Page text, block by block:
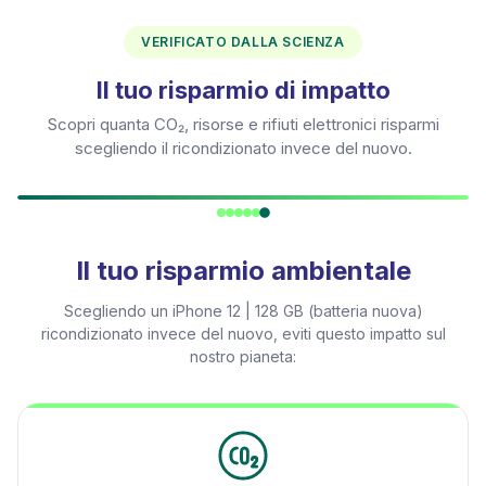
VERIFICATO DALLA SCIENZA
Il tuo risparmio di impatto
Scopri quanta CO₂, risorse e rifiuti elettronici risparmi
scegliendo il ricondizionato invece del nuovo.
Il tuo risparmio ambientale
Scegliendo un iPhone 12 | 128 GB (batteria nuova)
ricondizionato invece del nuovo, eviti questo impatto sul
nostro pianeta: